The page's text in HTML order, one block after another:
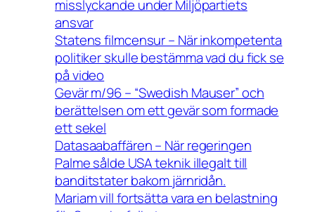
misslyckande under Miljöpartiets
ansvar
Statens filmcensur – När inkompetenta
politiker skulle bestämma vad du fick se
på video
Gevär m/96 – “Swedish Mauser” och
berättelsen om ett gevär som formade
ett sekel
Datasaabaffären – När regeringen
Palme sålde USA teknik illegalt till
banditstater bakom järnridån.
Mariam vill fortsätta vara en belastning